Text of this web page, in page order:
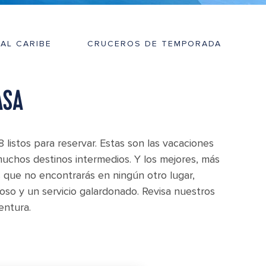
CARIBE CRUCEROS DE TEMPORADA
para reservar. Estas son las vacaciones
destinos intermedios. Y los mejores, más
no encontrarás en ningún otro lugar,
y un servicio galardonado. Revisa nuestros